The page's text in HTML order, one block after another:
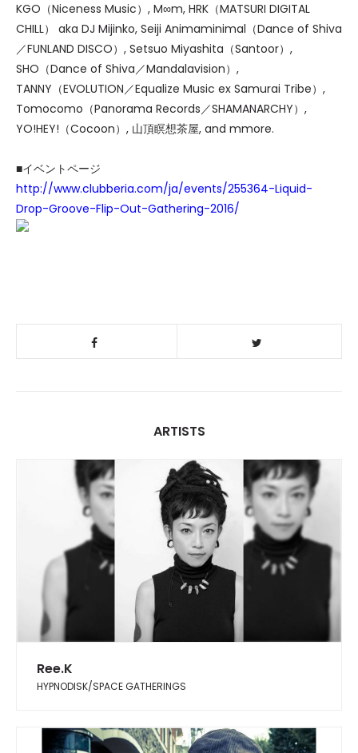
KGO（Niceness Music）, M∞m, HRK（MATSURI DIGITAL
CHILL） aka DJ Mijinko, Seiji Animaminimal（Dance of Shiva
／FUNLAND DISCO）, Setsuo Miyashita（Santoor）,
SHO（Dance of Shiva／Mandalavision）,
TANNY（EVOLUTION／Equalize Music ex Samurai Tribe）,
Tomocomo（Panorama Records／SHAMANARCHY）,
YO!HEY!（Cocoon）, 山頂瞑想茶屋, and mmore.
■イベントページ
http://www.clubberia.com/ja/events/255364-Liquid-
Drop-Groove-Flip-Out-Gathering-2016/
ARTISTS
Ree.K
HYPNODISK/SPACE GATHERINGS